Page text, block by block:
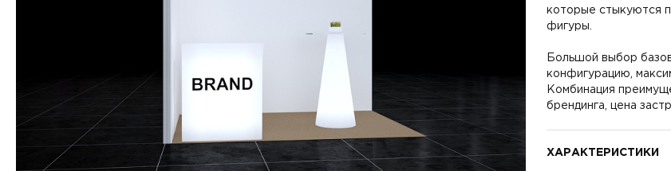
которые стыкуются
фигуры.
Большой выбор
конфигурацию,
Комбинация
брендинга, цена
ХАРАКТЕРИСТИКИ